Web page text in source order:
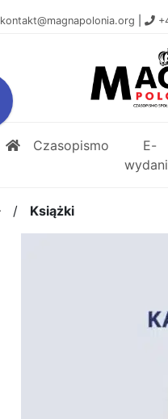
kontakt@magnapolonia.org
Czasopismo
E-
/ Książki